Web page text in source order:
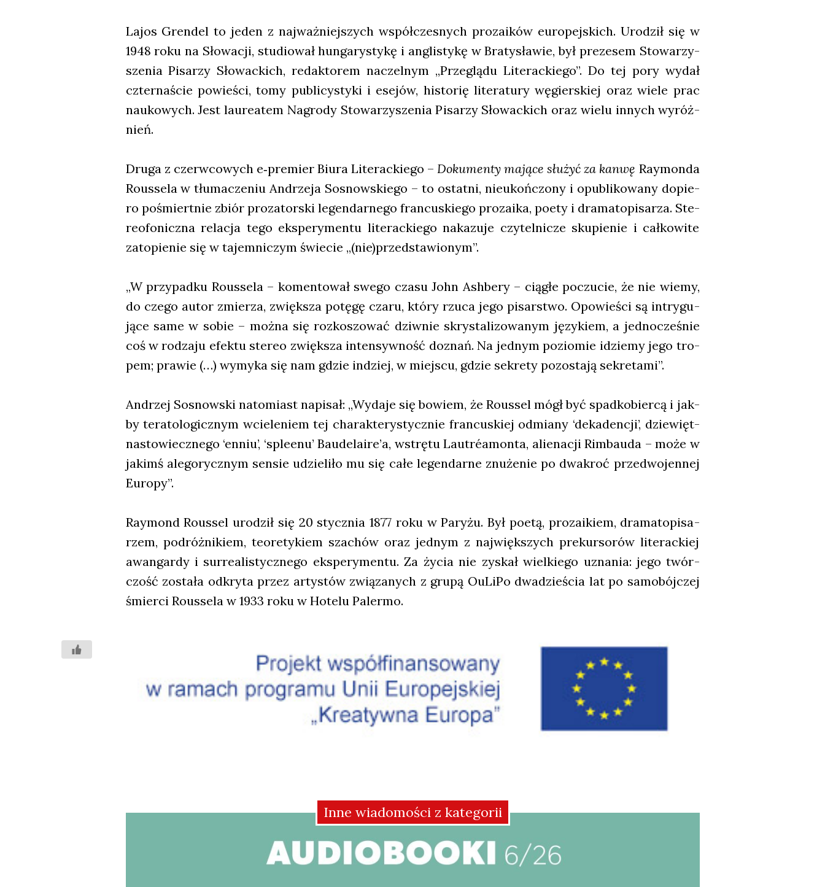
Lajos Gren­del to jeden z naj­waż­niej­szych współ­cze­snych pro­za­ików euro­pej­skich. Uro­dził się w
1948 roku na Sło­wa­cji, stu­dio­wał hun­ga­ry­sty­kę i angli­sty­kę w Bra­ty­sła­wie, był pre­ze­sem Sto­wa­rzy­
sze­nia Pisa­rzy Sło­wac­kich, redak­to­rem naczel­nym „Prze­glą­du Lite­rac­kie­go”. Do tej pory wydał
czter­na­ście powie­ści, tomy publi­cy­sty­ki i ese­jów, histo­rię lite­ra­tu­ry węgier­skiej oraz wie­le prac
nauko­wych. Jest lau­re­atem Nagro­dy Sto­wa­rzy­sze­nia Pisa­rzy Sło­wac­kich oraz wie­lu innych wyróż­
nień.
Dru­ga z czerw­co­wych e‑premier Biu­ra Lite­rac­kie­go – Doku­men­ty mają­ce słu­żyć za kan­wę Ray­mon­da
Rous­se­la w tłu­ma­cze­niu Andrze­ja Sosnow­skie­go – to ostat­ni, nie­ukoń­czo­ny i opu­bli­ko­wa­ny dopie­
ro pośmiert­nie zbiór pro­za­tor­ski legen­dar­ne­go fran­cu­skie­go pro­za­ika, poety i dra­ma­to­pi­sa­rza. Ste­
reo­fo­nicz­na rela­cja tego eks­pe­ry­men­tu lite­rac­kie­go naka­zu­je czy­tel­ni­cze sku­pie­nie i cał­ko­wi­te
zato­pie­nie się w tajem­ni­czym świe­cie „(nie)przedstawionym”.
„W przy­pad­ku Rous­se­la – komen­to­wał swe­go cza­su John Ash­be­ry – cią­głe poczu­cie, że nie wie­my,
do cze­go autor zmie­rza, zwięk­sza potę­gę cza­ru, któ­ry rzu­ca jego pisar­stwo. Opo­wie­ści są intry­gu­
ją­ce same w sobie – moż­na się roz­ko­szo­wać dziw­nie skry­sta­li­zo­wa­nym języ­kiem, a jed­no­cze­śnie
coś w rodza­ju efek­tu ste­reo zwięk­sza inten­syw­ność doznań. Na jed­nym pozio­mie idzie­my jego tro­
pem; pra­wie (…) wymy­ka się nam gdzie indziej, w miej­scu, gdzie sekre­ty pozo­sta­ją sekre­ta­mi”.
Andrzej Sosnow­ski nato­miast napi­sał: „Wyda­je się bowiem, że Rous­sel mógł być spad­ko­bier­cą i jak­
by tera­to­lo­gicz­nym wcie­le­niem tej cha­rak­te­ry­stycz­nie fran­cu­skiej odmia­ny ‘deka­den­cji’, dzie­więt­
na­sto­wiecz­ne­go ‘enniu’, ‘sple­enu’ Baudelaire’a, wstrę­tu Lau­tréa­mon­ta, alie­na­cji Rim­bau­da – może w
jakimś ale­go­rycz­nym sen­sie udzie­li­ło mu się całe legen­dar­ne znu­że­nie po dwa­kroć przed­wo­jen­nej
Euro­py”.
Ray­mond Rous­sel uro­dził się 20 stycz­nia 1877 roku w Pary­żu. Był poetą, pro­za­ikiem, dra­ma­to­pi­sa­
rzem, podróż­ni­kiem, teo­re­ty­kiem sza­chów oraz jed­nym z naj­więk­szych pre­kur­so­rów lite­rac­kiej
awan­gar­dy i sur­re­ali­stycz­ne­go eks­pe­ry­men­tu. Za życia nie zyskał wiel­kie­go uzna­nia: jego twór­
czość zosta­ła odkry­ta przez arty­stów zwią­za­nych z gru­pą OuLi­Po dwa­dzie­ścia lat po samo­bój­czej
śmier­ci Rous­se­la w 1933 roku w Hote­lu Paler­mo.
Inne wiadomości z kategorii